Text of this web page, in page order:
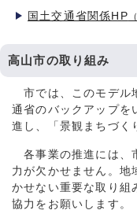
国土交通省関係HP
高山市の取り組み
市では、このモデル
通省のバックアップを
進し、「景観まちづく
各事業の推進には、
力が欠かせません。地
かせない重要な取り組
協力をお願いします。